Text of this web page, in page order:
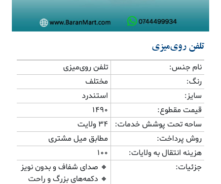
تلفن روی‌میزی
نام جنس:
تلفن روی‌میزی
رنگ:
مختلف
سایز:
استندرد
قیمت مقطوع:
1490
ساحه تحت پوشش خدمات:
۳۴ ولایت
روش پرداخت:
مطابق میل مشتری
هزینه انتقال به ولایات:
100
جزئیات:
🔸 صدای شفاف و بدون نویز
🔸 دکمه‌های بزرگ و راحت